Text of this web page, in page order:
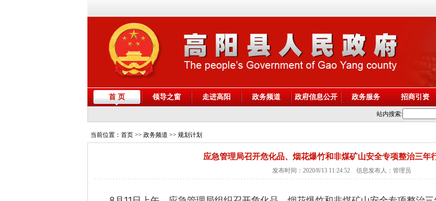
首 页 领导之窗 走进高阳 政务频道 政府信息公开 政务服务 招商引资
站内搜索:
当前位置： 首页 >> 政务频道 >> 规划计划
应急管理局召开危化品、烟花爆竹和非煤矿山安全专项整治三年
发布时间：2020/8/13 11:24:52 信息发布人：管理员